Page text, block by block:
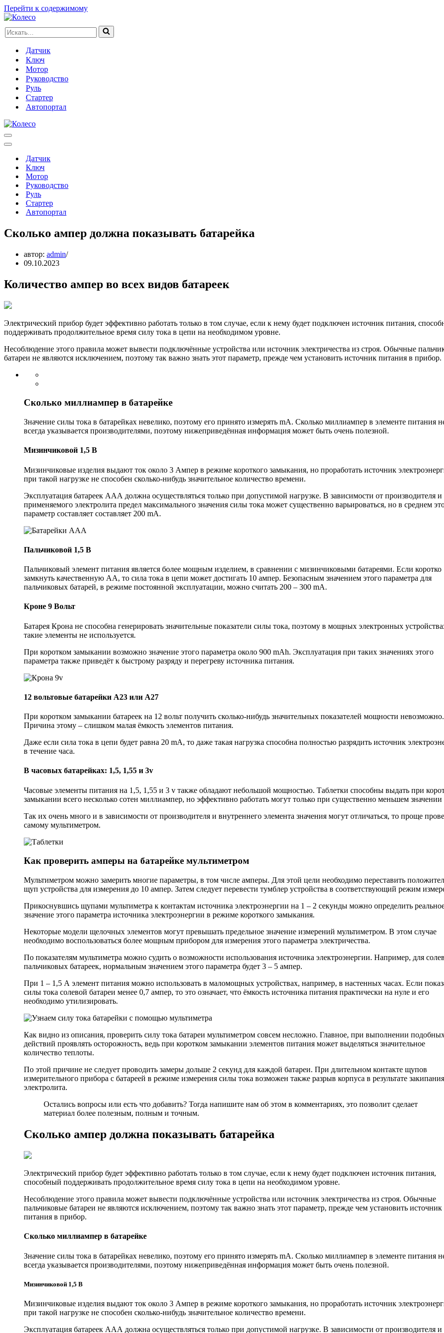
Перейти к содержимому
Искать...
Датчик
Ключ
Мотор
Руководство
Руль
Стартер
Автопортал
Меню
навигации
Меню
навигацииДатчик
Ключ
Мотор
Руководство
Руль
Стартер
Автопортал
Сколько ампер должна показывать батарейка
автор: admin
09.10.2023
Количество ампер во всех видов батареек
Электрический прибор будет эффективно работать только в том случае, если к нему будет подключен источник питания,
поддерживать продолжительное время силу тока в цепи на необходимом уровне.
Несоблюдение этого правила может вывести подключённые устройства или источник электричества из строя. Обычные
батареи не являются исключением, поэтому так важно знать этот параметр, прежде чем установить источник питания в прибор.
Сколько миллиампер в батарейке
Значение силы тока в батарейках невелико, поэтому его принято измерять mA. Сколько миллиампер в элементе питания
всегда указывается производителями, поэтому нижеприведённая информация может быть очень полезной.
Мизинчиковой 1,5 В
Мизинчиковые изделия выдают ток около 3 Ампер в режиме короткого замыкания, но проработать источник
при такой нагрузке не способен сколько-нибудь значительное количество времени.
Эксплуатация батареек ААА должна осуществляться только при допустимой нагрузке. В зависимости от производителя и
применяемого электролита предел максимального значения силы тока может существенно варьироваться, но в среднем
параметр составляет составляет 200 mA.
Пальчиковой 1,5 В
Пальчиковый элемент питания является более мощным изделием, в сравнении с мизинчиковыми батареями. Если коротко
замкнуть качественную АА, то сила тока в цепи может достигать 10 ампер. Безопасным значением этого параметра для
пальчиковых батарей, в режиме постоянной эксплуатации, можно считать 200 – 300 mA.
Кроне 9 Вольт
Батарея Крона не способна генерировать значительные показатели силы тока, поэтому в мощных электронных
такие элементы не используется.
При коротком замыкании возможно значение этого параметра около 900 mAh. Эксплуатация при таких значениях этого
параметра также приведёт к быстрому разряду и перегреву источника питания.
12 вольтовые батарейки A23 или A27
При коротком замыкании батареек на 12 вольт получить сколько-нибудь значительных показателей мощности невозможно.
Причина этому – слишком малая ёмкость элементов питания.
Даже если сила тока в цепи будет равна 20 mA, то даже такая нагрузка способна полностью разрядить источник
в течение часа.
В часовых батарейках: 1,5, 1,55 и 3v
Часовые элементы питания на 1,5, 1,55 и 3 v также обладают небольшой мощностью. Таблетки способны выдать при
замыкании всего несколько сотен миллиампер, но эффективно работать могут только при существенно меньшем значении
Так их очень много и в зависимости от производителя и внутреннего элемента значения могут отличаться, то проще
самому мультиметром.
Как проверить амперы на батарейке мультиметром
Мультиметром можно замерить многие параметры, в том числе амперы. Для этой цели необходимо переставить
щуп устройства для измерения до 10 ампер. Затем следует перевести тумблер устройства в соответствующий режим
Прикоснувшись щупами мультиметра к контактам источника электроэнергии на 1 – 2 секунды можно определить
значение этого параметра источника электроэнергии в режиме короткого замыкания.
Некоторые модели щелочных элементов могут превышать предельное значение измерений мультиметром. В этом случае
необходимо воспользоваться более мощным прибором для измерения этого параметра электричества.
По показателям мультиметра можно судить о возможности использования источника электроэнергии. Например, для
пальчиковых батареек, нормальным значением этого параметра будет 3 – 5 ампер.
При 1 – 1,5 А элемент питания можно использовать в маломощных устройствах, например, в настенных часах. Если
силы тока солевой батареи менее 0,7 ампер, то это означает, что ёмкость источника питания практически на нуле и его
необходимо утилизировать.
Как видно из описания, проверить силу тока батареи мультиметром совсем несложно. Главное, при выполнении
действий проявлять осторожность, ведь при коротком замыкании элементов питания может выделяться значительное
количество теплоты.
По этой причине не следует проводить замеры дольше 2 секунд для каждой батареи. При длительном контакте щупов
измерительного прибора с батареей в режиме измерения силы тока возможен также разрыв корпуса в результате закипания
электролита.
Остались вопросы или есть что добавить? Тогда напишите нам об этом в комментариях, это позволит сделает
материал более полезным, полным и точным.
Сколько ампер должна показывать батарейка
Электрический прибор будет эффективно работать только в том случае, если к нему будет подключен источник питания,
способный поддерживать продолжительное время силу тока в цепи на необходимом уровне.
Несоблюдение этого правила может вывести подключённые устройства или источник электричества из строя. Обычные
пальчиковые батареи не являются исключением, поэтому так важно знать этот параметр, прежде чем установить источник
питания в прибор.
Сколько миллиампер в батарейке
Значение силы тока в батарейках невелико, поэтому его принято измерять mA. Сколько миллиампер в элементе питания
всегда указывается производителями, поэтому нижеприведённая информация может быть очень полезной.
Мизинчиковой 1,5 В
Мизинчиковые изделия выдают ток около 3 Ампер в режиме короткого замыкания, но проработать источник
при такой нагрузке не способен сколько-нибудь значительное количество времени.
Эксплуатация батареек ААА должна осуществляться только при допустимой нагрузке. В зависимости от производителя и